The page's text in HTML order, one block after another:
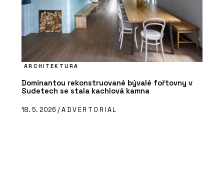
ARCHITEKTURA
Dominantou rekonstruované bývalé fořtovny v
Sudetech se stala kachlová kamna
18. 5. 2026 /ADVERTORIAL